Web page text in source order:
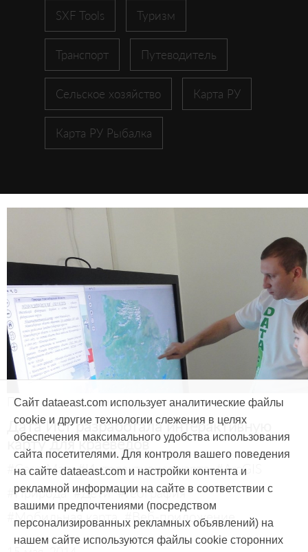
SXF Tools Туризм
Транспорт Путеводитель
Сельское хозяйство Карта РУ
Карта РУ Рыбалка
Продукты и услуги
Дата Ист разработала интерактивную
карту для краеведов
#CarryMap #Интерактивная карта #ArcGIS
#Природа #Дети #География
#Мобильная карта #Веб-приложение
Сайт dataeast.com использует аналитические файлы
cookie и другие технологии слежения в целях
обеспечения максимального удобства использования
сайта посетителями. Для контроля вашего поведения
на сайте dataeast.com и настройки контента и
рекламной информации на сайте в соответствии с
вашими предпочтениями (посредством
персонализированных рекламных объявлений) на
нашем сайте используются файлы cookie сторонних